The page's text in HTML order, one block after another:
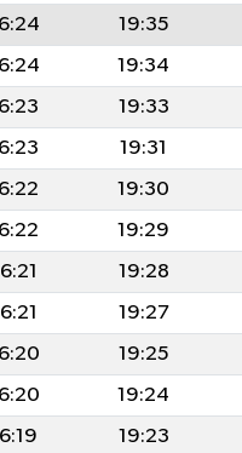
19:35
19:34
19:33
19:31
19:30
19:29
19:28
19:27
19:25
19:24
19:23